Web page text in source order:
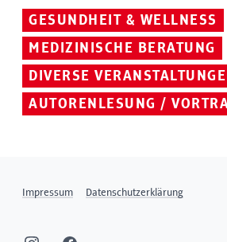
GESUNDHEIT & WELLNESS
MEDIZINISCHE BERATUNG
DIVERSE
AUTORENLESUNG /
Impressum Datenschutzerklärung